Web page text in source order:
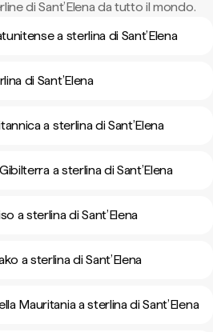
di Sant’Elena da tutto il mondo.
a sterlina di Sant’Elena
di Sant’Elena
a sterlina di Sant’Elena
a sterlina di Sant’Elena
a sterlina di Sant’Elena
a sterlina di Sant’Elena
Mauritania a sterlina di Sant’Elena